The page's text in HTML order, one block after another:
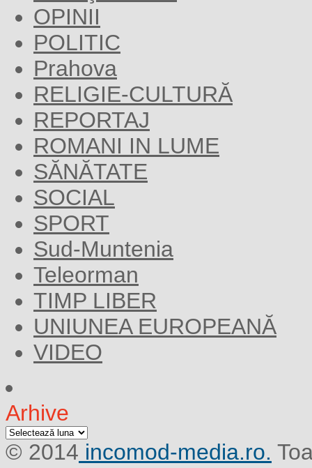
OPINII
POLITIC
Prahova
RELIGIE-CULTURĂ
REPORTAJ
ROMANI IN LUME
SĂNĂTATE
SOCIAL
SPORT
Sud-Muntenia
Teleorman
TIMP LIBER
UNIUNEA EUROPEANĂ
VIDEO
Arhive
Arhive
© 2014 incomod-media.ro.